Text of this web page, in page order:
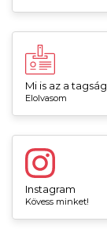
Mi is az a
Elolvasom
Instagram
Kövess minket!